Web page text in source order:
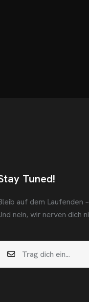
Tuned!
auf dem Laufenden
nein, wir nerven dich